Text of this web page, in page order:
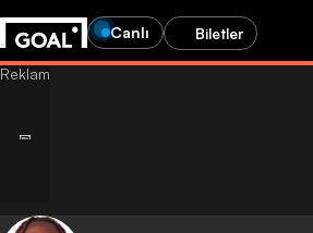
Canlı Biletler